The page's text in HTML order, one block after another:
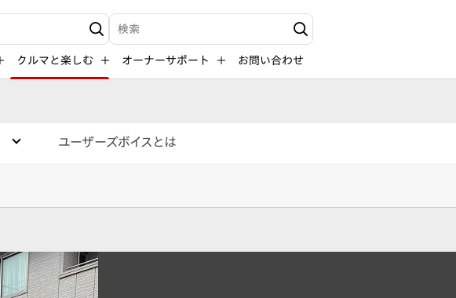
検索キーワード入力
クルマと楽しむ オーナーサポート お問い合わせ
ユーザーズボイスとは